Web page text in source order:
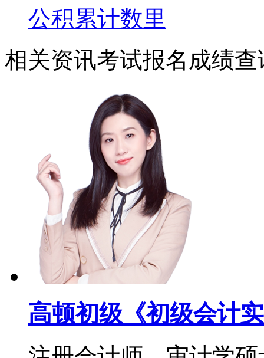
公积累计数里
相关资讯考试报名 成绩查
高顿初级《初级会计